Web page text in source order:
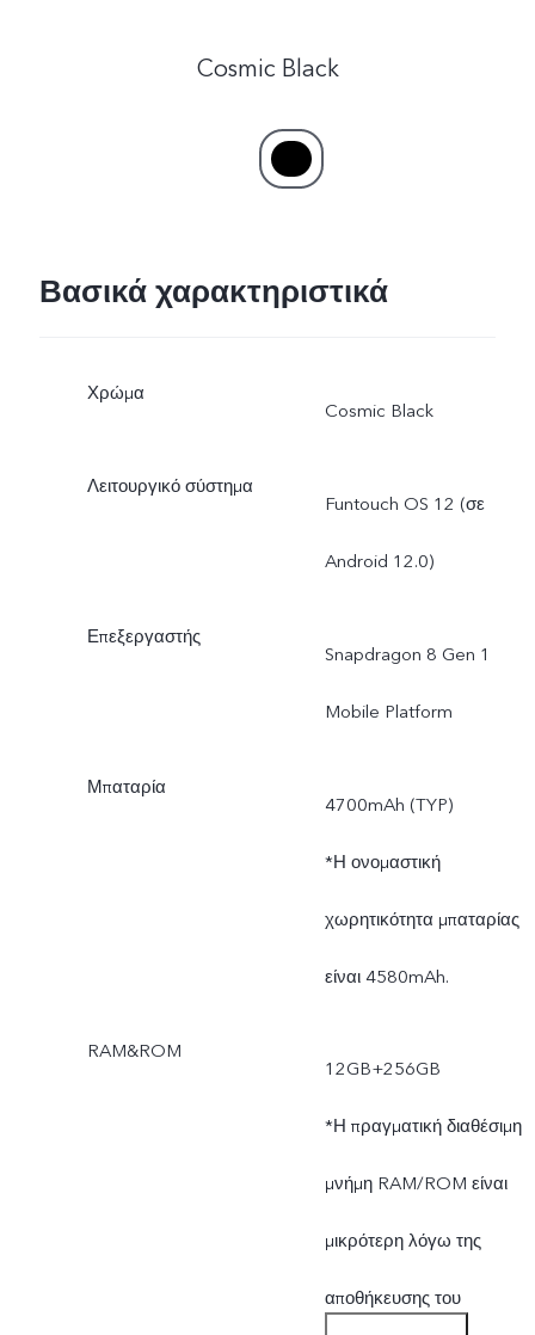
Cosmic Black
Βασικά χαρακτηριστικά
Χρώμα
Cosmic Black
Λειτουργικό σύστημα
Funtouch OS 12 (σε
Android 12.0)
Επεξεργαστής
Snapdragon 8 Gen 1
Mobile Platform
Μπαταρία
4700mAh (TYP)
*Η ονομαστική
χωρητικότητα μπαταρίας
είναι 4580mAh.
RAM&ROM
12GB+256GB
*Η πραγματική διαθέσιμη
μνήμη RAM/ROM είναι
μικρότερη λόγω της
αποθήκευσης του